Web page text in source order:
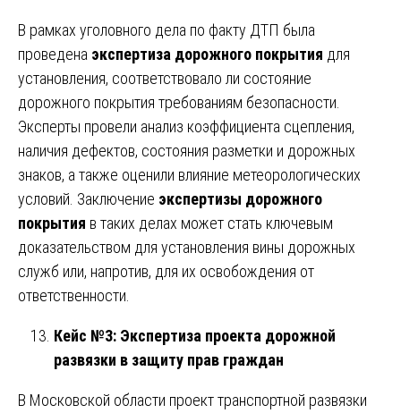
В рамках уголовного дела по факту ДТП была
проведена экспертиза дорожного покрытия для
установления, соответствовало ли состояние
дорожного покрытия требованиям безопасности.
Эксперты провели анализ коэффициента сцепления,
наличия дефектов, состояния разметки и дорожных
знаков, а также оценили влияние метеорологических
условий. Заключение экспертизы дорожного
покрытия в таких делах может стать ключевым
доказательством для установления вины дорожных
служб или, напротив, для их освобождения от
ответственности.
Кейс №3: Экспертиза проекта дорожной
развязки в защиту прав граждан
В Московской области проект транспортной развязки